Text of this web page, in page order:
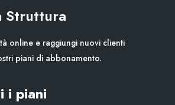
Struttura
online e raggiungi nuovi clienti
piani di abbonamento.
i piani